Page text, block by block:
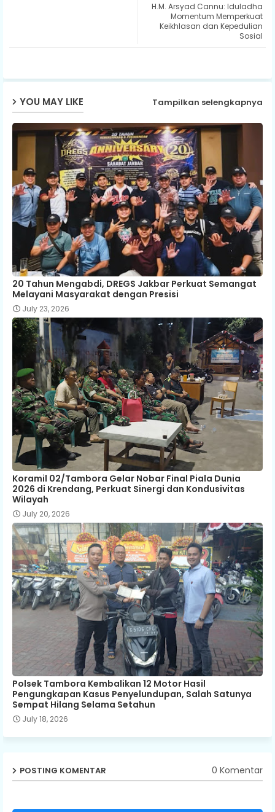
ats
H.M. Arsyad Cannu: Iduladha
Momentum Memperkuat
Keikhlasan dan Kepedulian
Sosial
YOU MAY LIKE Tampilkan selengkapnya
20 Tahun Mengabdi, DREGS Jakbar Perkuat Semangat
Melayani Masyarakat dengan Presisi
July 23, 2026
Koramil 02/Tambora Gelar Nobar Final Piala Dunia
2026 di Krendang, Perkuat Sinergi dan Kondusivitas
Wilayah
July 20, 2026
Polsek Tambora Kembalikan 12 Motor Hasil
Pengungkapan Kasus Penyelundupan, Salah Satunya
Sempat Hilang Selama Setahun
July 18, 2026
POSTING KOMENTAR 0 Komentar